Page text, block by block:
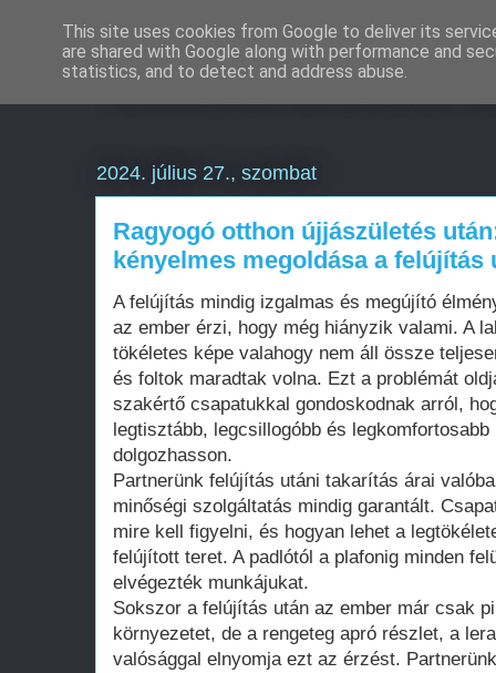
Weboldal készítés
2024. július 27., szombat
Ragyogó otthon újjászületés
kényelmes megoldása a felújítás
A felújítás mindig izgalmas és megújító
az ember érzi, hogy még hiányzik valami. A
tökéletes képe valahogy nem áll össze
és foltok maradtak volna. Ezt a problémát
szakértő csapatukkal gondoskodnak arról,
legtisztább, legcsillogóbb és
dolgozhasson.
Partnerünk felújítás utáni takarítás árai
minőségi szolgáltatás mindig garantált.
mire kell figyelni, és hogyan lehet a
felújított teret. A padlótól a plafonig minden
elvégezték munkájukat.
Sokszor a felújítás után az ember már csak
környezetet, de a rengeteg apró részlet, a
valósággal elnyomja ezt az érzést.
This site uses cookies from Google to deliver its
are shared with Google along with performance and
statistics, and to detect and address abuse.